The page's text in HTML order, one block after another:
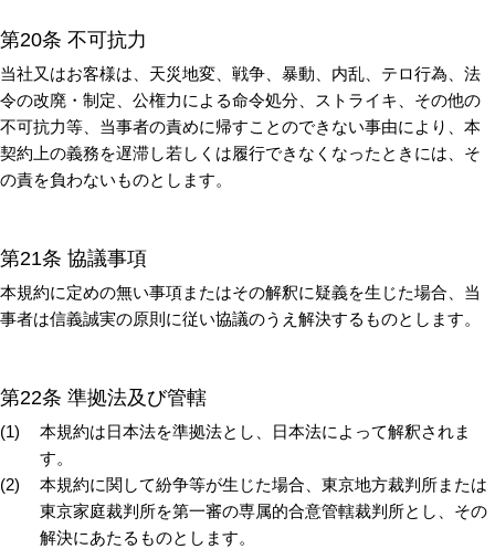
第20条 不可抗力
当社又はお客様は、天災地変、戦争、暴動、内乱、テロ行為、法
令の改廃・制定、公権力による命令処分、ストライキ、その他の
不可抗力等、当事者の責めに帰すことのできない事由により、本
契約上の義務を遅滞し若しくは履行できなくなったときには、そ
の責を負わないものとします。
第21条 協議事項
本規約に定めの無い事項またはその解釈に疑義を生じた場合、当
事者は信義誠実の原則に従い協議のうえ解決するものとします。
第22条 準拠法及び管轄
本規約は日本法を準拠法とし、日本法によって解釈されま
す。
本規約に関して紛争等が生じた場合、東京地方裁判所または
東京家庭裁判所を第一審の専属的合意管轄裁判所とし、その
解決にあたるものとします。